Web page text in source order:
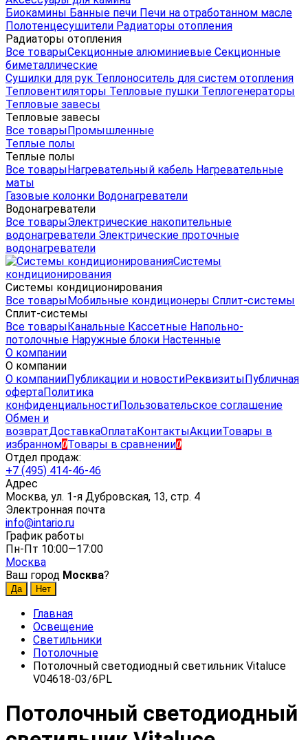
Биокамины Банные печи Печи на отработанном масле
Полотенцесушители Радиаторы отопления
Радиаторы отопления
Все товарыСекционные алюминиевые Секционные
биметаллические
Сушилки для рук Теплоноситель для систем отопления
Тепловентиляторы Тепловые пушки Теплогенераторы
Тепловые завесы
Тепловые завесы
Все товарыПромышленные
Теплые полы
Теплые полы
Все товарыНагревательный кабель Нагревательные
маты
Газовые колонки Водонагреватели
Водонагреватели
Все товарыЭлектрические накопительные
водонагреватели Электрические проточные
водонагреватели
Системы
кондиционирования
Системы кондиционирования
Все товарыМобильные кондиционеры Сплит-системы
Сплит-системы
Все товарыКанальные Кассетные Напольно-
потолочные Наружные блоки Настенные
О компании
О компании
О компанииПубликации и новостиРеквизитыПубличная
офертаПолитика
конфиденциальностиПользовательское соглашение
Обмен и
возвратДоставкаОплатаКонтактыАкцииТовары в
избранном0Товары в сравнении0
Отдел продаж:
+7 (495) 414-46-46
Адрес
Москва, ул. 1-я Дубровская, 13, стр. 4
Электронная почта
info@intario.ru
График работы
Пн-Пт 10:00—17:00
Москва
Ваш город Москва?
Главная
Освещение
Светильники
Потолочные
Потолочный светодиодный светильник Vitaluce
V04618-03/6PL
Потолочный светодиодный